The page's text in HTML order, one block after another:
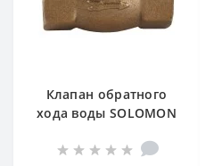
Клапан обратного
хода воды SOLOMON